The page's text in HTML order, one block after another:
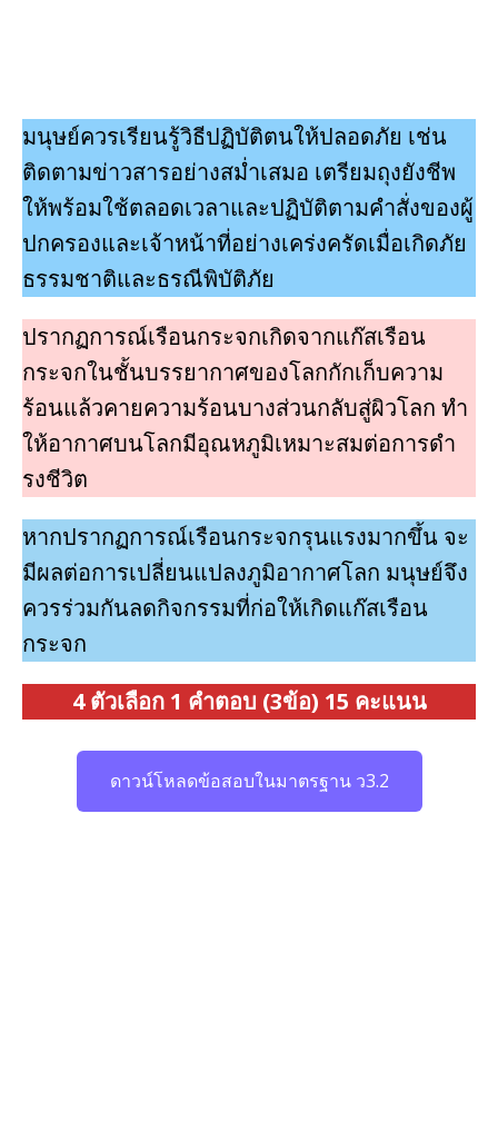
มนุษย์ควรเรียนรู้วิธีปฏิบัติตนให้ปลอดภัย เช่น
ติดตามข่าวสารอย่างสมํ่าเสมอ เตรียมถุงยังชีพ
ให้พร้อมใช้ตลอดเวลาและปฏิบัติตามคําสั่งของผู้
ปกครองและเจ้าหน้าที่อย่างเคร่งครัดเมื่อเกิดภัย
ธรรมชาติและธรณีพิบัติภัย
ปรากฏการณ์เรือนกระจกเกิดจากแก๊สเรือน
กระจกในชั้นบรรยากาศของโลกกักเก็บความ
ร้อนแล้วคายความร้อนบางส่วนกลับสู่ผิวโลก ทํา
ให้อากาศบนโลกมีอุณหภูมิเหมาะสมต่อการดํา
รงชีวิต
หากปรากฏการณ์เรือนกระจกรุนแรงมากขึ้น จะ
มีผลต่อการเปลี่ยนแปลงภูมิอากาศโลก มนุษย์จึง
ควรร่วมกันลดกิจกรรมที่ก่อให้เกิดแก๊สเรือน
กระจก
4 ตัวเลือก 1 คําตอบ (3ข้อ) 15 คะแนน
ดาวน์โหลดข้อสอบในมาตรฐาน ว3.2